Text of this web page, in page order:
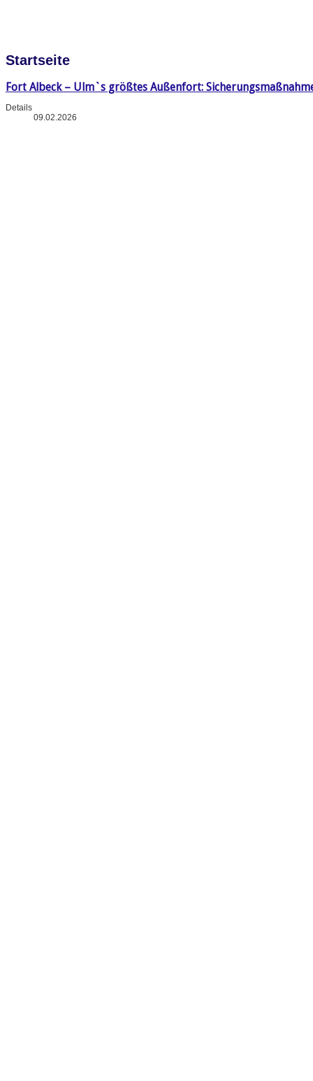
Startseite
Fort Albeck – Ulm`s größtes Außenfort:
Details
09.02.2026